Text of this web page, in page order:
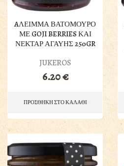
AΛΕΙΜΜΑ ΒΑΤΟΜΟΥΡΟ
ΜΕ GOJI BERRIES ΚΑΙ
ΝΕΚΤΑΡ ΑΓΑΥΗΣ 250GR
JUKEROS
6.20€
ΠΡΟΣΘΗΚΗ ΣΤΟ ΚΑΛΑΘΙ